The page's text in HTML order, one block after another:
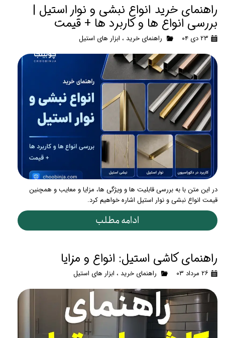
راهنمای خرید انواع نبشی و نوار استیل |
بررسی انواع ها و کاربرد ها + قیمت
۲۳ دی ۰۴ راهنمای خرید ، ابزار های استیل
در این متن با به بررسی قابلیت ها و ویژگی ها، مزایا و معایب و همچنین
قیمت انواع نبشی و نوار استیل اشاره خواهیم کرد.
ادامه مطلب
راهنمای کاشی استیل: انواع و مزایا
۲۶ مرداد ۰۳ راهنمای خرید ، ابزار های استیل